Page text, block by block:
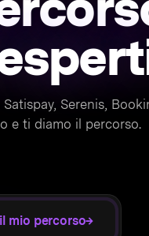
Serenis,
e ti diamo il percorso.
mio percorso→